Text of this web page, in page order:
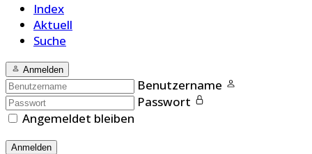
Index
Aktuell
Suche
Anmelden
Benutzername
Passwort
Angemeldet bleiben
Anmelden